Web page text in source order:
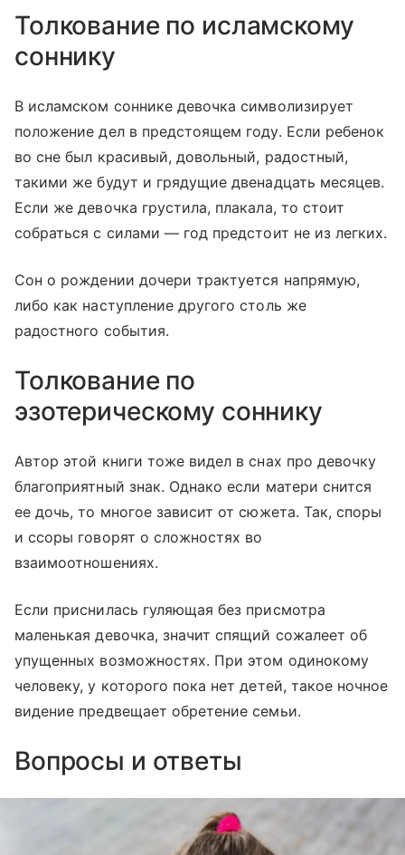
Толкование по исламскому
соннику
В исламском соннике девочка символизирует
положение дел в предстоящем году. Если ребенок
во сне был красивый, довольный, радостный,
такими же будут и грядущие двенадцать месяцев.
Если же девочка грустила, плакала, то стоит
собраться с силами — год предстоит не из легких.
Сон о рождении дочери трактуется напрямую,
либо как наступление другого столь же
радостного события.
Толкование по
эзотерическому соннику
Автор этой книги тоже видел в снах про девочку
благоприятный знак. Однако если матери снится
ее дочь, то многое зависит от сюжета. Так, споры
и ссоры говорят о сложностях во
взаимоотношениях.
Если приснилась гуляющая без присмотра
маленькая девочка, значит спящий сожалеет об
упущенных возможностях. При этом одинокому
человеку, у которого пока нет детей, такое ночное
видение предвещает обретение семьи.
Вопросы и ответы